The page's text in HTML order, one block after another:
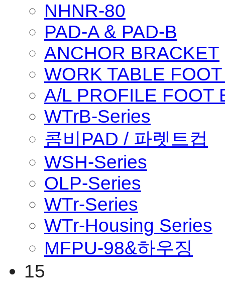
NHNR-80
PAD-A & PAD-B
ANCHOR BRACKET
WORK TABLE
A/L PROFILE FOOT
WTrB-Series
콤비PAD / 파렛트컵
WSH-Series
OLP-Series
WTr-Series
WTr-Housing Series
MFPU-98&하우징
15